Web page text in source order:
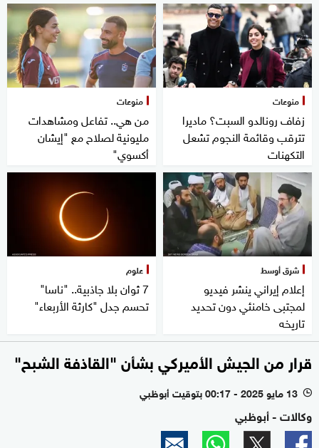
منوعات
زفاف رونالدو السبت؟ ماديرا
تترقب وقائمة النجوم تشعل
التكهنات
منوعات
من هي.. تفاعل ومشاهدات
مليونية لصلاح مع "إيشان
أكسوي"
شرق أوسط
إعلام إيراني ينشر فيديو
لمجتبى خامنئي دون تحديد
تاريخه
علوم
7 ثوان بلا جاذبية.. "ناسا"
تحسم جدل "كارثة الأربعاء"
قرار من الجيش الأميركي بشأن "القاذفة الشبح"
l 13 مايو 2025 - 00:17 بتوقيت أبوظبي
وكالات - أبوظبي